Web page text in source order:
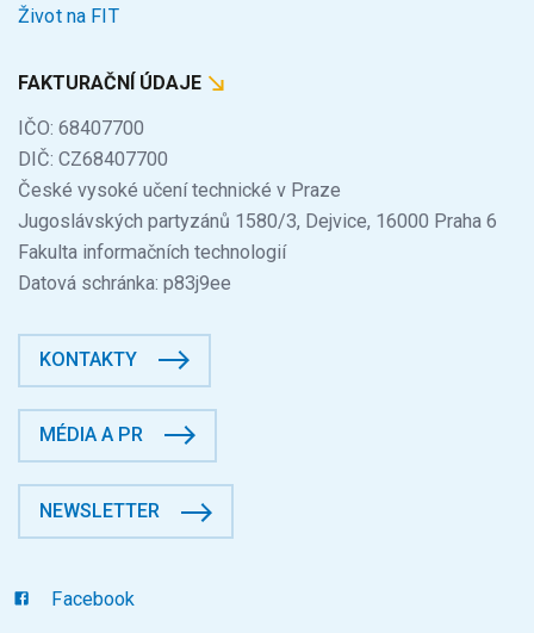
Život na FIT
FAKTURAČNÍ ÚDAJE
IČO: 68407700
DIČ: CZ68407700
České vysoké učení technické v Praze
Jugoslávských partyzánů 1580/3, Dejvice, 16000 Praha 6
Fakulta informačních technologií
Datová schránka: p83j9ee
KONTAKTY
MÉDIA A PR
NEWSLETTER
Facebook